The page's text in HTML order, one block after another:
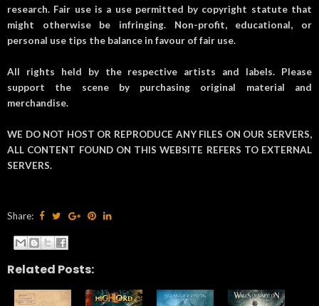
research. Fair use is a use permitted by copyright statute that
might otherwise be infringing. Non-profit, educational, or
personal use tips the balance in favour of fair use.
All rights held by the respective artists and labels. Please
support the scene by purchasing original material and
merchandise.
WE DO NOT HOST OR REPRODUCE ANY FILES ON OUR SERVERS,
ALL CONTENT FOUND ON THIS WEBSITE REFERS TO EXTERNAL
SERVERS.
Share:
Related Posts: